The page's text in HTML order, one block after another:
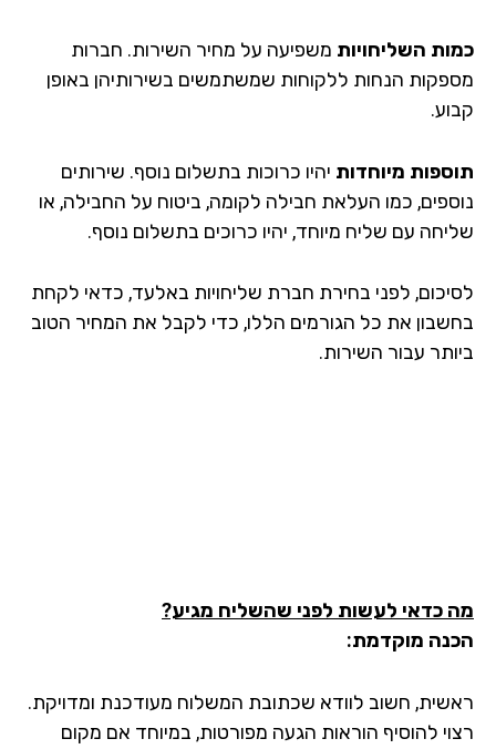
השליחויותמשפיעה על מחיר השירות. חברות
הנחות ללקוחות שמשתמשים בשירותיהן באופן
מיוחדותיהיו כרוכות בתשלום נוסף. שירותים
כמו העלאת חבילה לקומה, ביטוח על החבילה, או
עם שליח מיוחד, יהיו כרוכים בתשלום נוסף.
לפני בחירת חברת שליחויות באלעד, כדאי לקחת
את כל הגורמים הללו, כדי לקבל את המחיר הטוב
עבור השירות.
כדאי לעשות לפני שהשליח מגיע?
מוקדמת:
חשוב לוודא שכתובת המשלוח מעודכנת ומדויקת.
להוסיף הוראות הגעה מפורטות, במיוחד אם מקום